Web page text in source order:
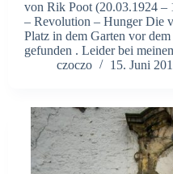
von Rik Poot (20.03.1924 –
– Revolution – Hunger Die
Platz in dem Garten vor
gefunden . Leider bei
czoczo
15. Juni